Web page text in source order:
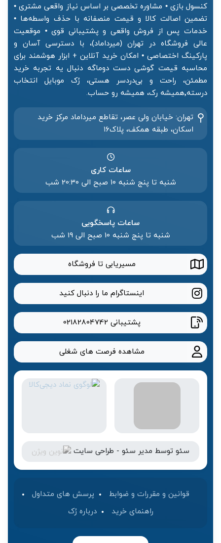
کنسول بازی • مشاوره تخصصی بر اساس نیاز واقعی مشتری •
تضمین اصالت کالا و قیمت منصفانه با حذف واسطه‌ها •
خدمات پس از فروش واقعی و پشتیبانی قوی • موقعیت
عالی فروشگاه در تهران (میرداماد)، با دسترسی آسان و
پارکینگ اختصاصی • امکان خرید آنلاین + ابزار هوشمند برای
محاسبه قیمت گوشی دست دوماگه دنبال یه تجربه خرید
مطمئن، راحت و بی‌دردسر هستی، رُک موبایل انتخاب
درسته٬همیشه رک، همیشه رو حساب.
تهران: خیابان ولی عصر، تقاطع میرداماد مرکز خرید‌
اسکان، طبقه همکف، پلاک۱۶
ساعات کاری
شنبه تا پنج شنبه ۱۰ صبح الی 20:۳۰ شب
ساعات پاسخگویی
شنبه تا پنج شنبه 10 صبح الی 19 شب
مسیریابی تا فروشگاه
اینستاگرام ما را دنبال کنید
پشتیبانی 02182804742
مشاهده فرصت های شغلی
سئو توسط مدیر سئو - طراحی سایت
قوانین و مقررات و ضوابط
پرسش های متداول
راهنمای خرید
درباره رُک‌